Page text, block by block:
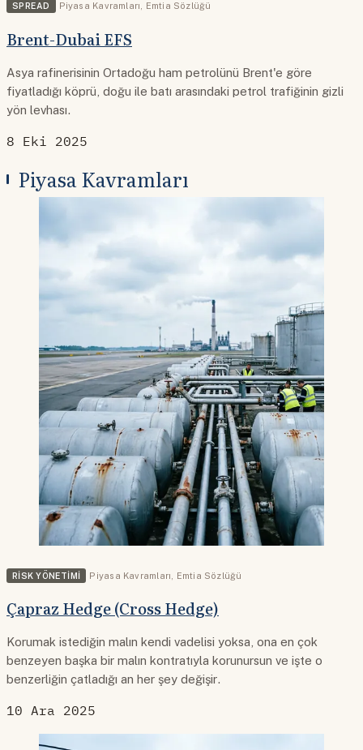
SPREAD Piyasa Kavramları Emtia Sözlüğü
Brent-Dubai EFS
Asya rafinerisinin Ortadoğu ham petrolünü Brent'e göre
fiyatladığı köprü, doğu ile batı arasındaki petrol trafiğinin gizli
yön levhası.
8 Eki 2025
Piyasa Kavramları
RISK YÖNETIMI Piyasa Kavramları Emtia Sözlüğü
Çapraz Hedge (Cross Hedge)
Korumak istediğin malın kendi vadelisi yoksa, ona en çok
benzeyen başka bir malın kontratıyla korunursun ve işte o
benzerliğin çatladığı an her şey değişir.
10 Ara 2025